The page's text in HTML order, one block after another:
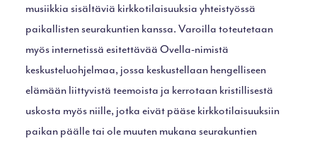
musiikkia sisältäviä kirkkotilaisuuksia yhteistyössä
paikallisten seurakuntien kanssa. Varoilla toteutetaan
myös internetissä esitettävää Ovella-nimistä
keskusteluohjelmaa, jossa keskustellaan hengelliseen
elämään liittyvistä teemoista ja kerrotaan kristillisestä
uskosta myös niille, jotka eivät pääse kirkkotilaisuuksiin
paikan päälle tai ole muuten mukana seurakuntien